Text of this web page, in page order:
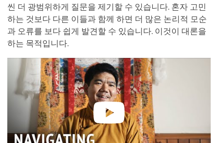
씬 더 광범위하게 질문을 제기할 수 있습니다. 혼자 고민
하는 것보다 다른 이들과 함께 하면 더 많은 논리적 모순
과 오류를 보다 쉽게 발견할 수 있습니다. 이것이 대론을
하는 목적입니다.